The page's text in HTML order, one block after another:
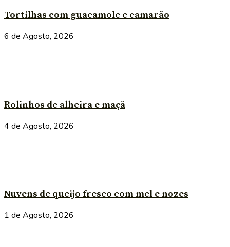
Tortilhas com guacamole e camarão
6 de Agosto, 2026
Rolinhos de alheira e maçã
4 de Agosto, 2026
Nuvens de queijo fresco com mel e nozes
1 de Agosto, 2026